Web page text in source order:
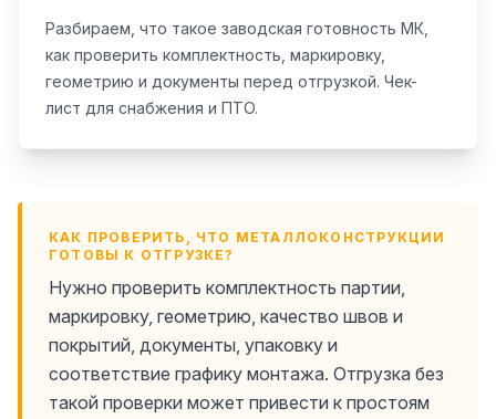
Разбираем, что такое заводская готовность МК,
как проверить комплектность, маркировку,
геометрию и документы перед отгрузкой. Чек-
лист для снабжения и ПТО.
КАК ПРОВЕРИТЬ, ЧТО МЕТАЛЛОКОНСТРУКЦИИ
ГОТОВЫ К ОТГРУЗКЕ?
Нужно проверить комплектность партии,
маркировку, геометрию, качество швов и
покрытий, документы, упаковку и
соответствие графику монтажа. Отгрузка без
такой проверки может привести к простоям